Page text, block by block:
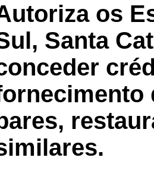
os
Santa